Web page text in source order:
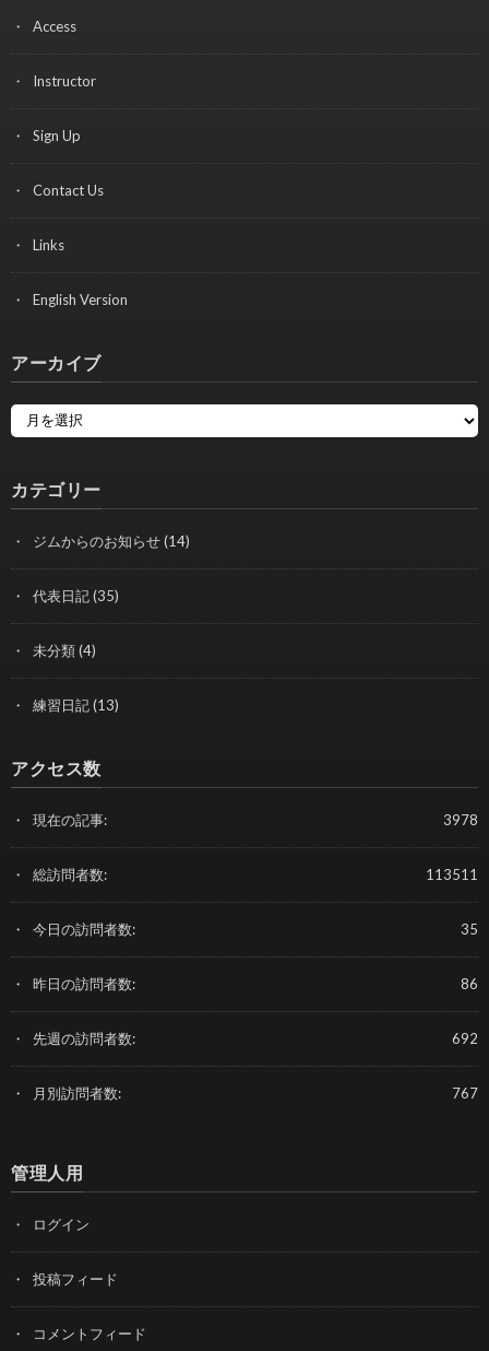
Access
Instructor
Sign Up
Contact Us
Links
English Version
アーカイブ
カテゴリー
ジムからのお知らせ(14)
代表日記(35)
未分類(4)
練習日記(13)
アクセス数
3978
現在の記事:
113511
総訪問者数:
35
今日の訪問者数:
86
昨日の訪問者数:
692
先週の訪問者数:
767
月別訪問者数:
管理人用
ログイン
投稿フィード
コメントフィード